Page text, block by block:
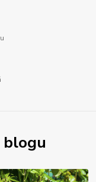
blogu